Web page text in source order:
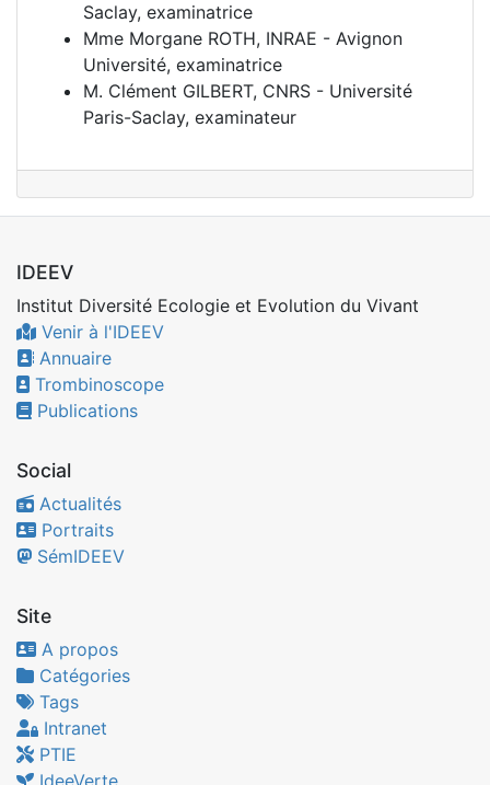
Saclay, examinatrice
Mme Morgane ROTH, INRAE - Avignon
Université, examinatrice
M. Clément GILBERT, CNRS - Université
Paris-Saclay, examinateur
IDEEV
Institut Diversité Ecologie et Evolution du Vivant
Venir à l'IDEEV
Annuaire
Trombinoscope
Publications
Social
Actualités
Portraits
SémIDEEV
Site
A propos
Catégories
Tags
Intranet
PTIE
IdeeVerte